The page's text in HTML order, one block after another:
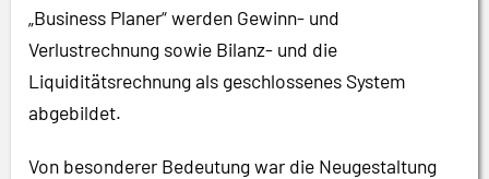
„Business Planer“ werden Gewinn- und
Verlustrechnung sowie Bilanz- und die
Liquiditätsrechnung als geschlossenes System
abgebildet.
Von besonderer Bedeutung war die Neugestaltung